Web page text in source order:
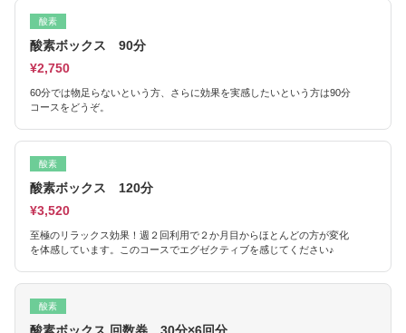
酸素
酸素ボックス 90分
¥2,750
60分では物足らないという方、さらに効果を実感したいという方は90分
コースをどうぞ。
酸素
酸素ボックス 120分
¥3,520
至極のリラックス効果！週２回利用で２か月目からほとんどの方が変化
を体感しています。このコースでエグゼクティブを感じてください♪
酸素